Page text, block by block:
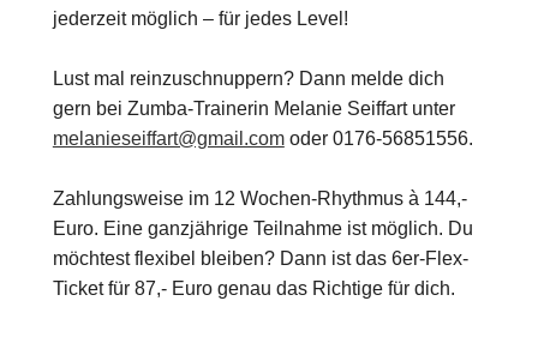
jederzeit möglich – für jedes Level!
Lust mal reinzuschnuppern? Dann melde dich
gern bei Zumba-Trainerin Melanie Seiffart unter
melanieseiffart@gmail.comoder 0176-56851556.
Zahlungsweise im 12 Wochen-Rhythmus à 144,-
Euro. Eine ganzjährige Teilnahme ist möglich. Du
möchtest flexibel bleiben? Dann ist das 6er-Flex-
Ticket für 87,- Euro genau das Richtige für dich.